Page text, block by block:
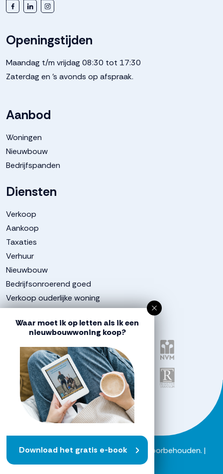
Openingstijden
Maandag t/m vrijdag 08:30 tot 17:30
Zaterdag en 's avonds op afspraak.
Aanbod
Woningen
Nieuwbouw
Bedrijfspanden
Diensten
Verkoop
Aankoop
Taxaties
Verhuur
Nieuwbouw
Bedrijfsonroerend goed
Verkoop ouderlijke woning
Aangesloten bij
Waar moet ik op letten als ik een
nieuwbouwwoning koop?
Download het gratis e-book
Powered byGoes & Roos .Alle rechten voorbehouden. |
Privacyverklaring|Sitemap